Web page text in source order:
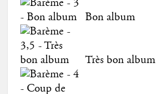
Bon album
Très bon album